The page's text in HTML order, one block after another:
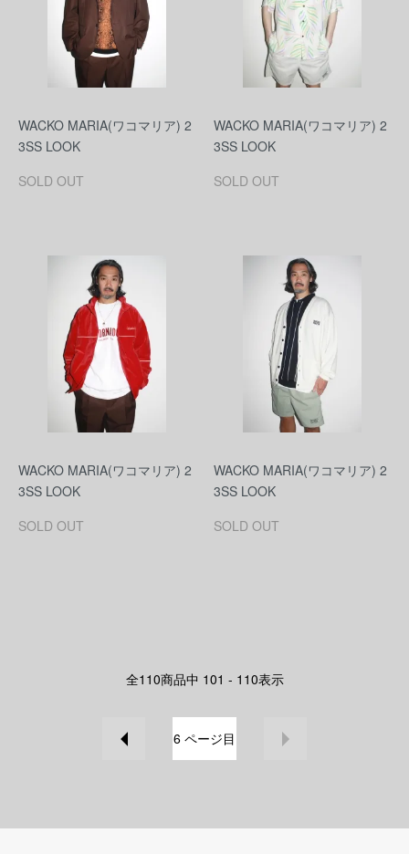
WACKO MARIA(ワコマリア) 2
3SS LOOK
SOLD OUT
WACKO MARIA(ワコマリア) 2
3SS LOOK
SOLD OUT
WACKO MARIA(ワコマリア) 2
3SS LOOK
SOLD OUT
WACKO MARIA(ワコマリア) 2
3SS LOOK
SOLD OUT
全110商品中 101 - 110表示
6 ページ目